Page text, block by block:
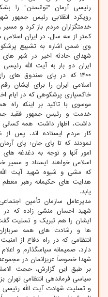
رئیسی آرمان "توانستن" را
رویکرد انقلابی رئیس جمهور
خدمتگزاران مردم باز کرد و
کمتر از سه سال، در ایران
وی ضمن اشاره به تشییع
شهدای حادثه اخیر در شهر های
ایران دو بار به آیت الله
۱۴۰۰ که در پای صندوق
اسلامی ایران را برای ایشان
خاکسپاری پرشکوهی که در ایام
موسوی با تاکید بر اینکه
خدمت و رئیس جمهور فقید
داشت، اظهار داشت: همه
کار مردم ایستاده اند، پس
نمودند که تا پای جان؛ پای
امور آنها و توجه به دغدغه
اسلامی خواهند ایستاد و
که مشی و شیوه شهید آیت
هدایت های حکیمانه رهبر
یابد.
مدیرعامل سازمان تأمین
شهید احسان منشی زاده که در
ایشان را هم تبریک و تسلیت
ها و رشادت های همه سربازان
انتظامی که در راه دفاع از
دارد، صمیمانه سپاسگذارم و
شهدا خصوصاً عزیزانمان در
بر طبق این گزارش، حجت
سیاسی فرماندهی انتظامی
و تسلیت شهادت آیت الله